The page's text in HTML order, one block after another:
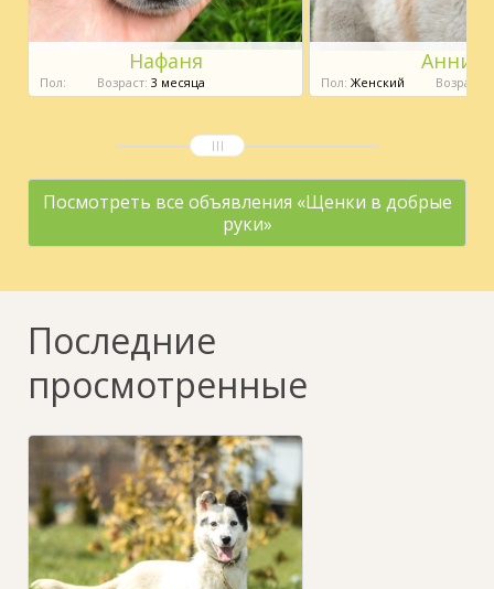
Нафаня
Пол: Возраст: 3 месяца
Анни
Пол: Женский Возраст:
Посмотреть все объявления «Щенки в добрые
руки»
Последние
просмотренные